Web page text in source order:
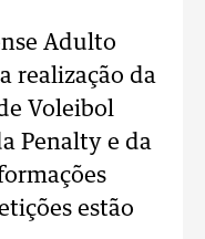
Adulto
realização da
Voleibol
Penalty e da
estão